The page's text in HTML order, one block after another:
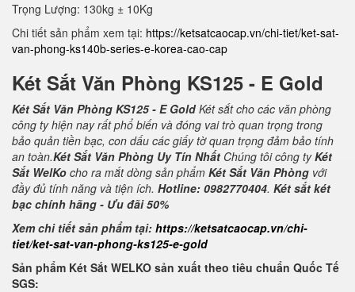
Trọng Lượng: 130kg ± 10Kg
Chi tiết sản phẩm xem tại: https://ketsatcaocap.vn/chi-tiet/ket-sat-
van-phong-ks140b-series-e-korea-cao-cap
Két Sắt Văn Phòng KS125 - E Gold
Két Sắt Văn Phòng KS125 - E GoldKét sắt cho các văn phòng
công ty hiện nay rất phổ biến và đóng vai trò quan trọng trong
bảo quản tiền bạc, con dấu các giấy tờ quan trọng đảm bảo tính
an toàn.Két Sắt Văn Phòng Uy Tín Nhất Chúng tôi công tyKét
Sắt WelKo cho ra mắt dòng sản phẩm Két Sắt Văn Phòng với
đầy đủ tính năng và tiện ích. Hotline: 0982770404. Két sắt két
bạc chính hãng - Ưu đãi 50%
Xem chi tiết sản phẩm tại: https://ketsatcaocap.vn/chi-
tiet/ket-sat-van-phong-ks125-e-gold
Sản phẩm Két Sắt WELKO sản xuất theo tiêu chuẩn Quốc Tế
SGS: